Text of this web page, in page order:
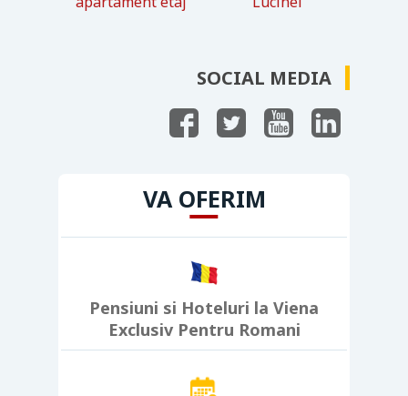
SOCIAL MEDIA
VA OFERIM
Pensiuni si Hoteluri la Viena
Exclusiv Pentru Romani